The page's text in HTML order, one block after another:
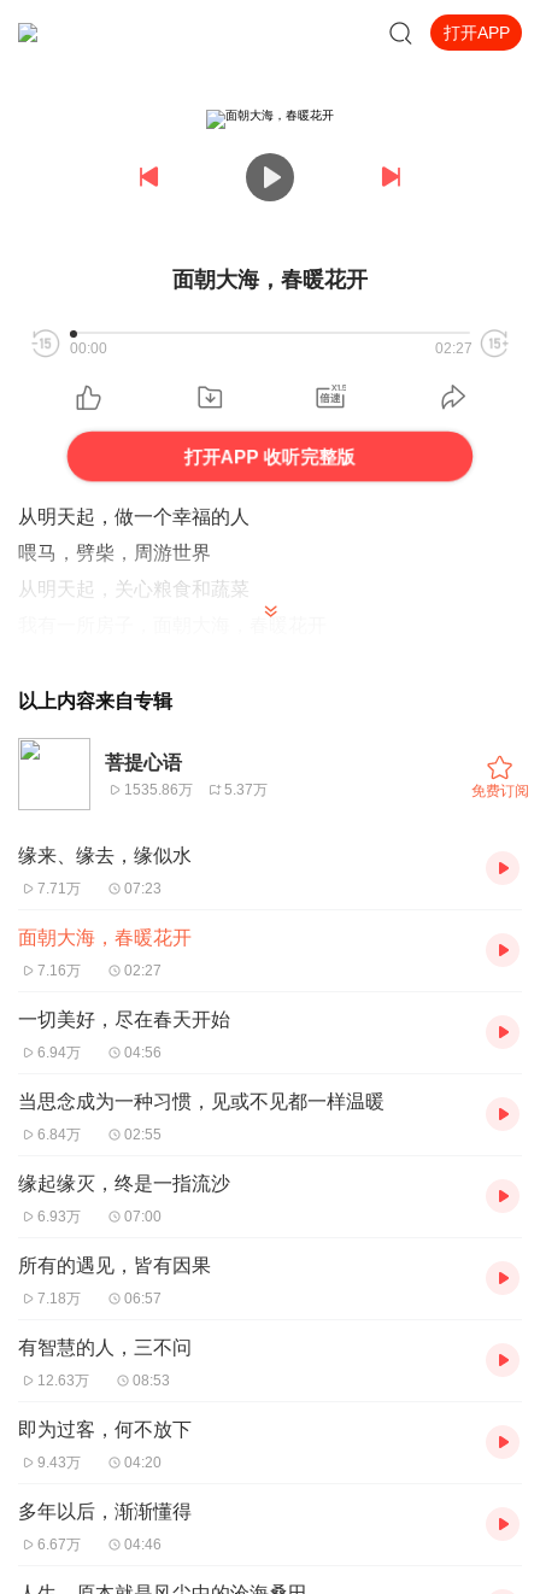
打开APP
面朝大海，春暖花开
00:00 02:27
打开APP 收听完整版
从明天起，做一个幸福的人
喂马，劈柴，周游世界
从明天起，关心粮食和蔬菜
告诉他们我的幸福
那幸福的闪电告诉我的
我将告诉每一个人
给每一条河每一座山取一个温暖的名字
陌生人，我也为你祝福
愿你有一个灿烂的前程
愿你在尘世获得幸福
以上内容来自专辑
菩提心语
1535.86万 5.37万 免费订阅
缘来、缘去，缘似水
7.71万 07:23
面朝大海，春暖花开
7.16万 02:27
一切美好，尽在春天开始
6.94万 04:56
当思念成为一种习惯，见或不见都一样温暖
6.84万 02:55
缘起缘灭，终是一指流沙
6.93万 07:00
所有的遇见，皆有因果
7.18万 06:57
有智慧的人，三不问
12.63万 08:53
即为过客，何不放下
9.43万 04:20
多年以后，渐渐懂得
6.67万 04:46